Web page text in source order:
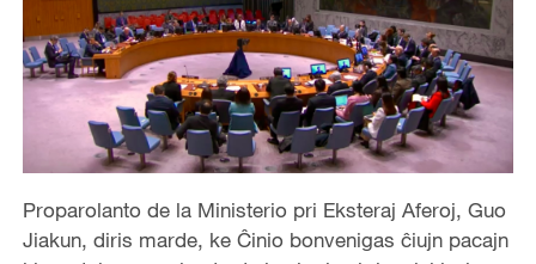
Proparolanto de la Ministerio pri Eksteraj Aferoj, Guo
Jiakun, diris marde, ke Ĉinio bonvenigas ĉiujn pacajn